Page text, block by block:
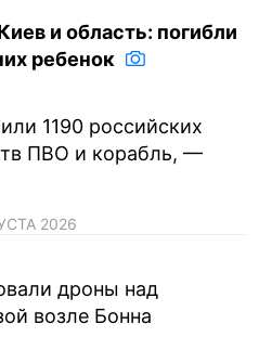
и область: погибли
ребенок
1190 российских
ПВО и корабль, —
2026
дроны над
возле Бонна